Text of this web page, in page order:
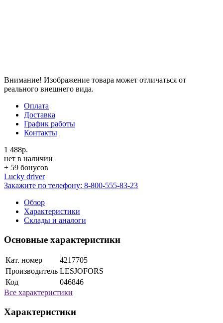
Внимание! Изображение товара может отличаться от
реального внешнего вида.
Оплата
Доставка
График работы
Контакты
1 488р.
нет в наличии
+ 59 бонусов
Lucky driver
Закажите по телефону: 8-800-555-83-23
Обзор
Характеристики
Склады и аналоги
Основные характеристики
Кат. номер
4217705
Производитель LESJOFORS
Код
046846
Все характеристики
Характеристики